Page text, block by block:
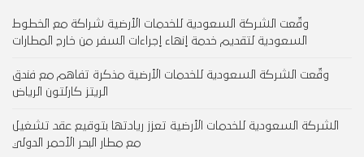
وقّعت الشركة السعودية للخدمات الأرضية شراكة مع الخطوط
السعودية لتقديم خدمة إنهاء إجراءات السفر من خارج المطارات
وقّعت الشركة السعودية للخدمات الأرضية مذكرة تفاهم مع فندق
الريتز كارلتون الرياض
الشركة السعودية للخدمات الأرضية تعزز ريادتها بتوقيع عقد تشغيل
مع مطار البحر الأحمر الدولي